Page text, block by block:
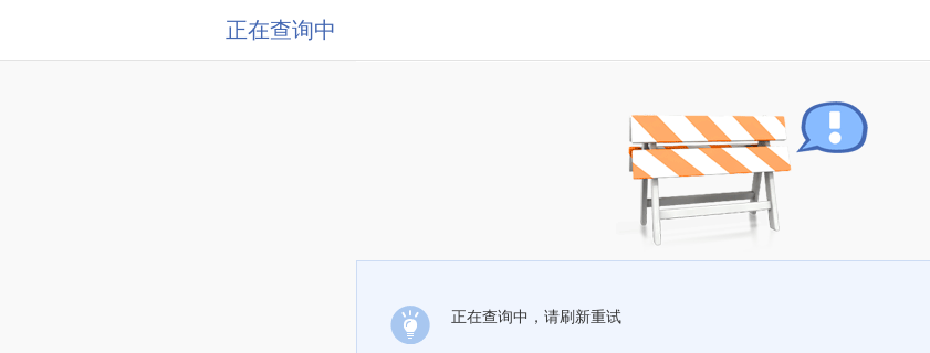
正在查询中
正在查询中，请刷新重试